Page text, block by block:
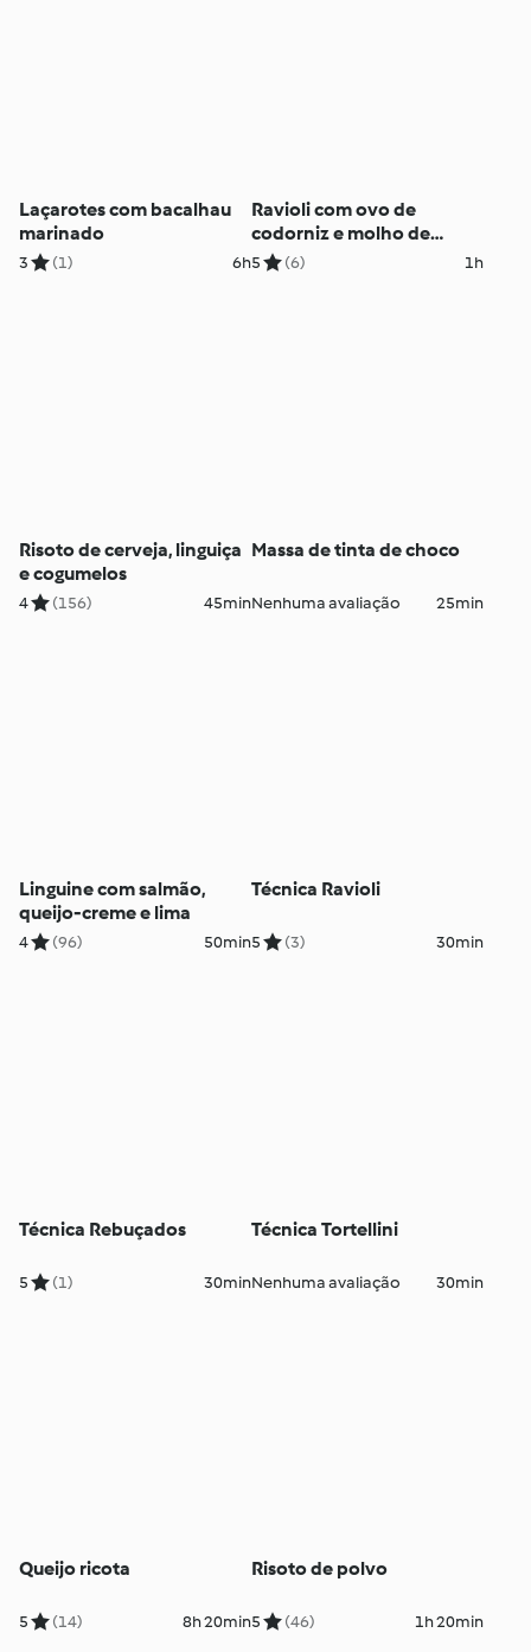
Laçarotes com bacalhau
marinado
3 (1) 6h
Ravioli com ovo de
codorniz e molho de
curgete
5 (6) 1h
Risoto de cerveja, linguiça
e cogumelos
4 (156) 45min
Massa de tinta de choco
Nenhuma avaliação 25min
Linguine com salmão,
queijo-creme e lima
4 (96) 50min
Técnica Ravioli
5 (3) 30min
Técnica Rebuçados
5 (1) 30min
Técnica Tortellini
Nenhuma avaliação 30min
Queijo ricota
5 (14) 8h 20min
Risoto de polvo
5 (46) 1h 20min